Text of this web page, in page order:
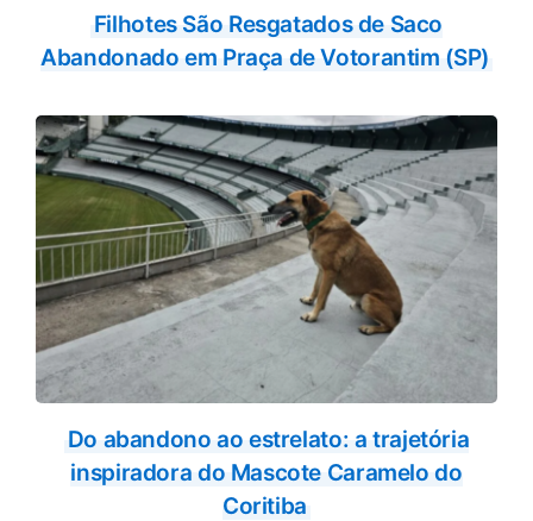
Filhotes São Resgatados de Saco
Abandonado em Praça de Votorantim (SP)
Do abandono ao estrelato: a trajetória
inspiradora do Mascote Caramelo do
Coritiba